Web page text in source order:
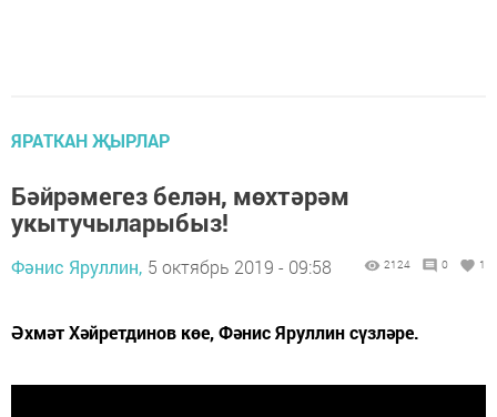
ЯРАТКАН ҖЫРЛАР
Бәйрәмегез белән, мөхтәрәм
укытучыларыбыз!
Фәнис Яруллин, 5 октябрь 2019 - 09:58 2124 0 1
Әхмәт Хәйретдинов көе, Фәнис Яруллин сүзләре.